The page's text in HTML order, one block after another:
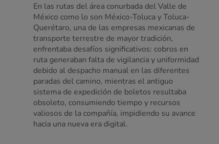
En las rutas del área conurbada del Valle de
México como lo son México-Toluca y Toluca-
Querétaro, una de las empresas mexicanas de
transporte terrestre de mayor tradición,
enfrentaba desafíos significativos: cobros en
ruta generaban falta de vigilancia y uniformidad
debido al despacho manual en las diferentes
paradas del camino, mientras el antiguo
sistema de expedición de boletos resultaba
obsoleto, consumiendo tiempo y recursos
valiosos de la compañía, impidiendo su avance
hacia una nueva era digital.